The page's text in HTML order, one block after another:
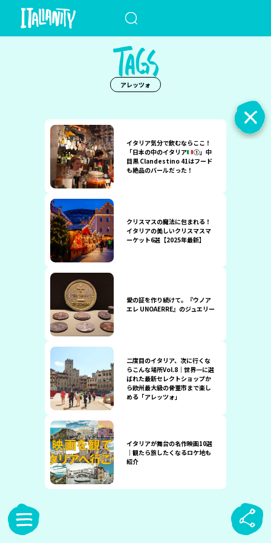
アレッツォ
イタリア気分で飲むならここ！
「日本の中のイタリア
①」中
目黒 Clandestino 41はフード
も絶品のバールだった！
クリスマスの魔法に包まれる！
イタリアの美しいクリスマスマ
ーケット6選【2025年最新】
愛の証を作り続けて。『ウノア
エレ UNOAERRE』のジュエリー
二度目のイタリア、次に行くな
らこんな場所Vol.8｜世界一に選
ばれた最新セレクトショップか
ら欧州最大級の骨董市まで楽し
める「アレッツォ」
イタリアが舞台の名作映画10選
｜観たら旅したくなるロケ地も
紹介